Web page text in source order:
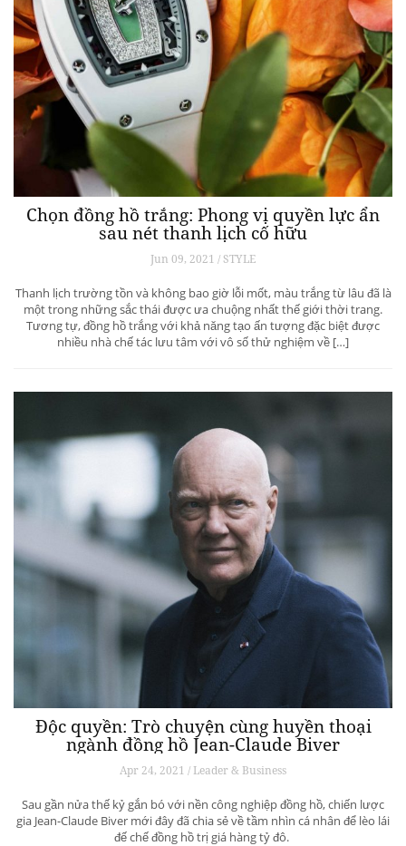
Chọn đồng hồ trắng: Phong vị quyền lực ẩn
sau nét thanh lịch cố hữu
Jun 09, 2021 / STYLE
Thanh lịch trường tồn và không bao giờ lỗi mốt, màu trắng từ lâu đã là
một trong những sắc thái được ưa chuộng nhất thế giới thời trang.
Tương tự, đồng hồ trắng với khả năng tạo ấn tượng đặc biệt được
nhiều nhà chế tác lưu tâm với vô số thử nghiệm về […]
Độc quyền: Trò chuyện cùng huyền thoại
ngành đồng hồ Jean-Claude Biver
Apr 24, 2021 / Leader & Business
Sau gần nửa thế kỷ gắn bó với nền công nghiệp đồng hồ, chiến lược
gia Jean-Claude Biver mới đây đã chia sẻ về tầm nhìn cá nhân để lèo lái
đế chế đồng hồ trị giá hàng tỷ đô.